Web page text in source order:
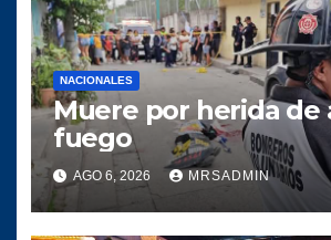
NACIONALES
Muere por herida de
fuego
AGO 6, 2026 MRSADMIN